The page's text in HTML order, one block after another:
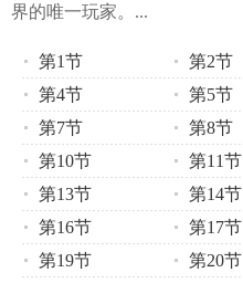
界的唯一玩家。...
第1节 第2节
第4节
第5节
第7节
第8节
第10节
第11节
第13节
第14节
第16节
第17节
第19节
第20节